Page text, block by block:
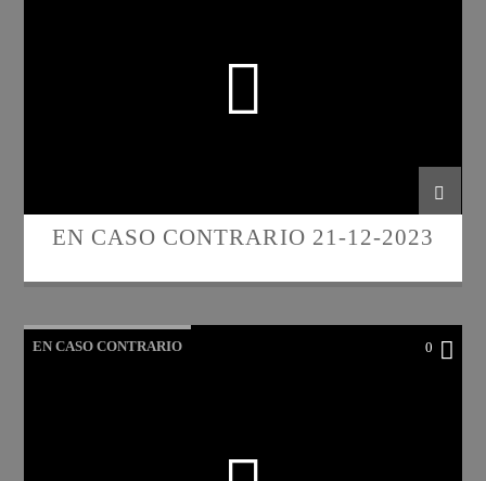
EN CASO CONTRARIO 21-12-2023
EN CASO CONTRARIO 0